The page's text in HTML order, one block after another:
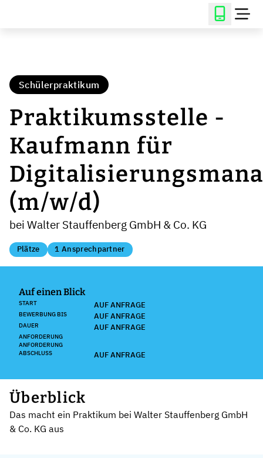
Schülerpraktikum
Praktikumsstelle -
Kaufmann für
(m/w/d)
bei Walter Stauffenberg GmbH & Co. KG
Plätze 1 Ansprechpartner
Auf einen Blick
START AUF ANFRAGE
BEWERBUNG BIS AUF ANFRAGE
DAUER AUF ANFRAGE
ANFORDERUNG
ANFORDERUNG
ABSCHLUSS
AUF ANFRAGE
Überblick
Das macht ein Praktikum bei Walter Stauffenberg GmbH
& Co. KG aus